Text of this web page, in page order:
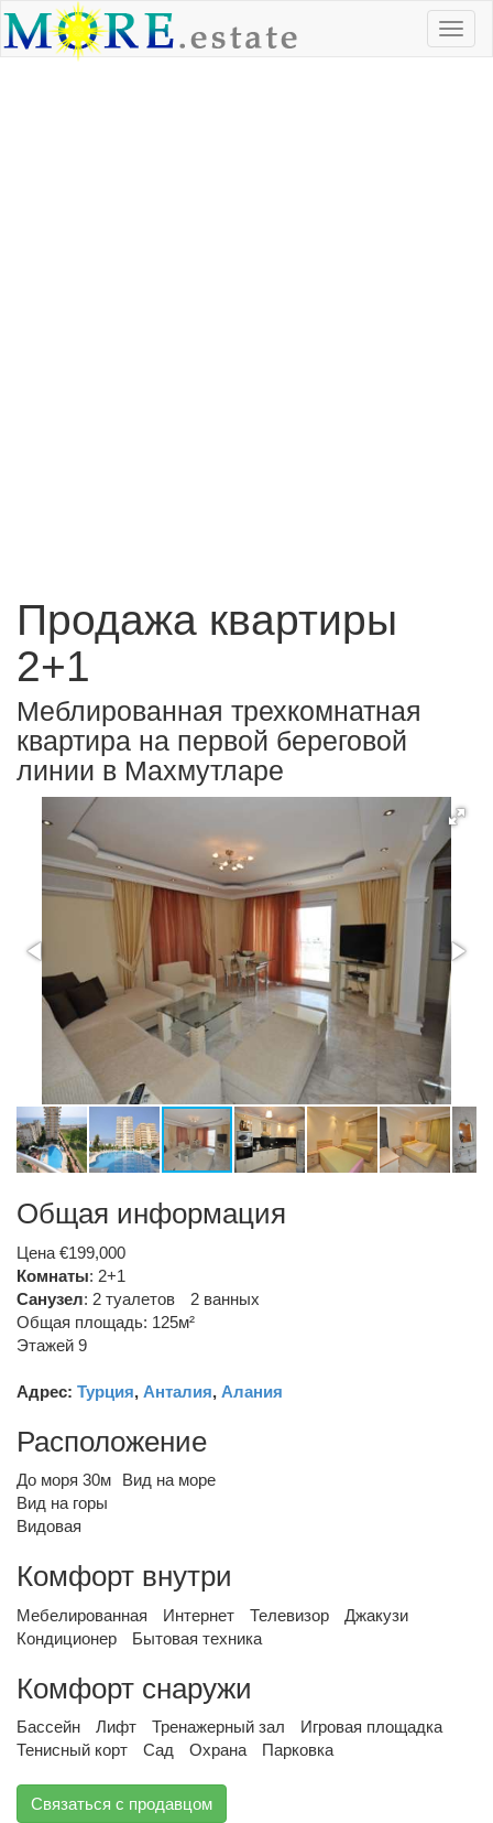
Продажа квартиры
2+1
Меблированная трехкомнатная
квартира на первой береговой
линии в Махмутларе
Общая информация
Цена €199,000
Комнаты: 2+1
Санузел: 2 туалетов
2 ванных
Общая площадь: 125м²
Этажей 9
Адрес: Турция, Анталия, Алания
Расположение
До моря 30м
Вид на море
Вид на горы
Видовая
Комфорт внутри
Мебелированная Интернет Телевизор
Джакузи
Кондиционер
Бытовая техника
Комфорт снаружи
Бассейн Лифт Тренажерный зал
Игровая площадка
Тенисный корт
Сад Охрана Парковка
Связаться с продавцом